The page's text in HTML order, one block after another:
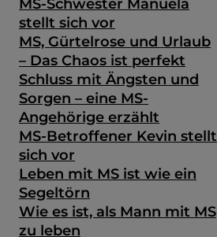
MS-Schwester Manuela
stellt sich vor
MS, Gürtelrose und Urlaub
– Das Chaos ist perfekt
Schluss mit Ängsten und
Sorgen – eine MS-
Angehörige erzählt
MS-Betroffener Kevin stellt
sich vor
Leben mit MS ist wie ein
Segeltörn
Wie es ist, als Mann mit MS
zu leben